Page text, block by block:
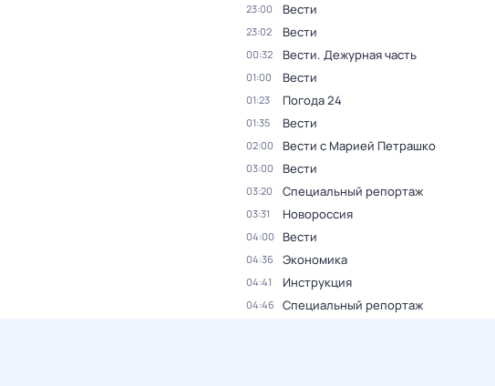
23:00 Вести
23:02 Вести
00:32 Вести. Дежурная часть
01:00 Вести
01:23 Погода 24
01:35 Вести
02:00 Вести с Марией Петрашко
03:00 Вести
03:20 Специальный репортаж
03:31 Новороссия
04:00 Вести
04:36 Экономика
04:41 Инструкция
04:46 Специальный репортаж